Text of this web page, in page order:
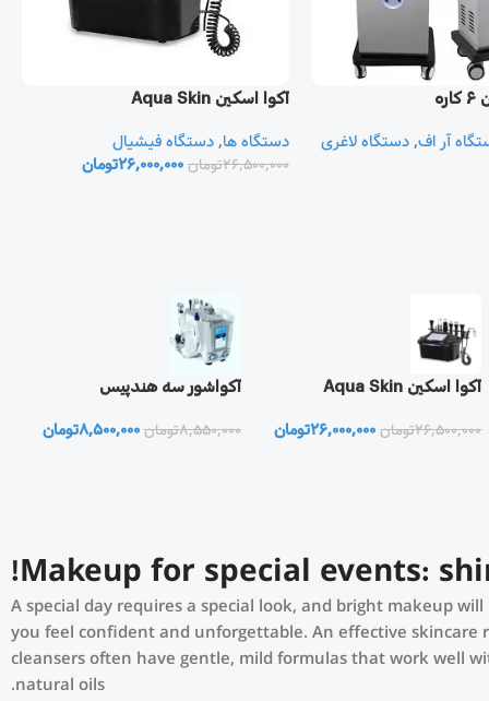
آر اف,دستگاه لاغری
آکوا اسکین Aqua Skin
دستگاه ها,دستگاه فیشیال
26,500,000تومان26,000,000تومان
آکوا اسکین Aqua Skin
26,500,000تومان 26,000,000تومان
آکواشور سه هندپیس
8,550,000تومان 8,500,000تومان
Makeup for special events:
A special day requires a special look, and bright makeup
you feel confident and unforgettable. An effective
cleansers often have gentle, mild formulas that work well
natural oils.